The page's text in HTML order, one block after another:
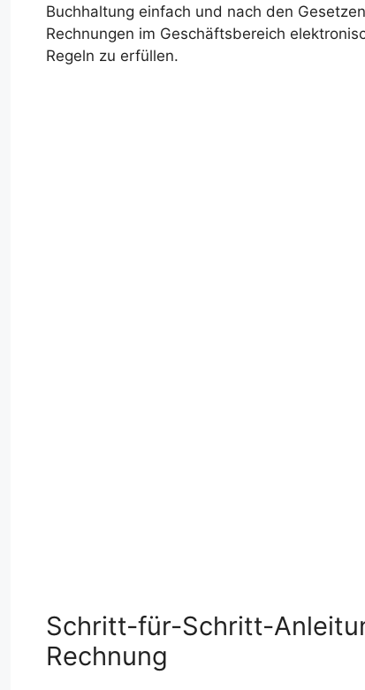
Buchhaltung einfach und nach den
Rechnungen im Geschäftsbereich
Regeln zu erfüllen.
Schritt-für-Schritt-
Rechnung